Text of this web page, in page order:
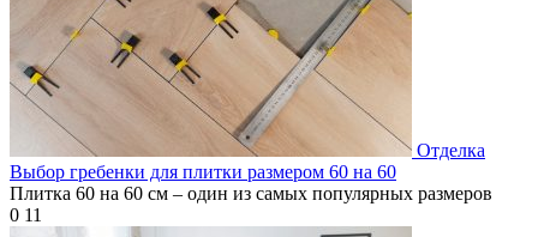
Отделка
Выбор гребенки для плитки размером 60 на 60
Плитка 60 на 60 см – один из самых популярных размеров
0 11